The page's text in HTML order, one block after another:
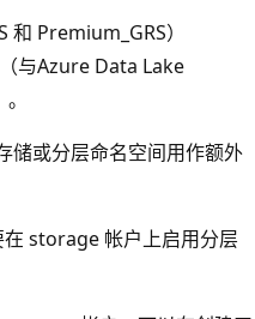
Premium_GRS）
与Azure Data Lake
储或分层命名空间用作额外
storage 帐户上启用分层